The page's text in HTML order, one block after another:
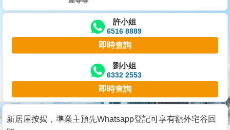
交
業
主
宅
谷
按
許小姐
6516 8889
即時查詢
劉小姐
6332 2553
即時查詢
新居屋按揭，準業主預先Whatsapp登記可享有額外宅谷回